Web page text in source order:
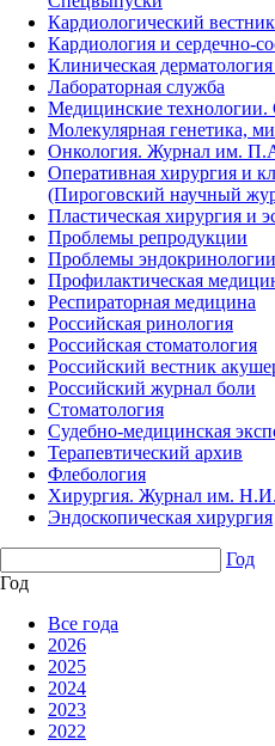
Кардиологический вестник
Кардиология и сердечно-
Клиническая
Лабораторная служба
Медицинские
Молекулярная генетика,
Онкология. Журнал им.
Оперативная хирургия и
(Пироговский научный
Пластическая хирургия и
Проблемы репродукции
Проблемы эндокринологии
Профилактическая
Респираторная медицина
Российская ринология
Российская стоматология
Российский вестник
Российский журнал боли
Стоматология
Судебно-медицинская
Терапевтический архив
Флебология
Хирургия. Журнал им.
Эндоскопическая хирургия
Год
Год
Все года
2026
2025
2024
2023
2022